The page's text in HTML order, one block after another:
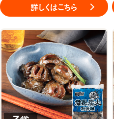
詳しくはこちら